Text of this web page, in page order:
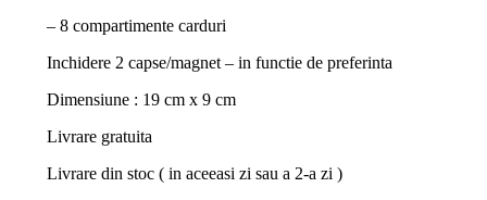
– 8 compartimente carduri
Inchidere 2 capse/magnet – in functie de preferinta
Dimensiune : 19 cm x 9 cm
Livrare gratuita
Livrare din stoc ( in aceeasi zi sau a 2-a zi )